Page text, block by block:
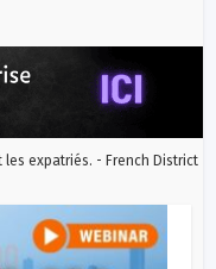
expatriés. - French District